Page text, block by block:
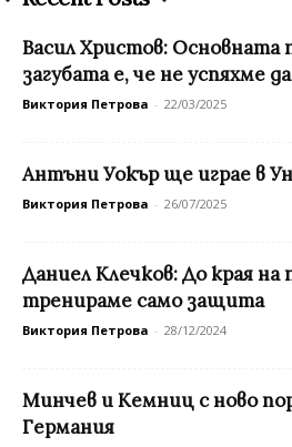
Васил Христов: Основната
загубата е, че не успяхме
Виктория Петрова - 22/03/2025
Антъни Уокър ще играе в
Виктория Петрова - 26/07/2025
Даниел Клечков: До края
тренираме само защита
Виктория Петрова - 28/12/2024
Минчев и Кемниц с ново
Германия